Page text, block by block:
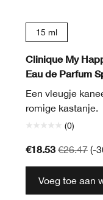
15 ml
Clinique My
Eau de Parfum
Een vleugje
romige kastanje.
(0)
€18.53 €26.47 (-
Voeg toe aan